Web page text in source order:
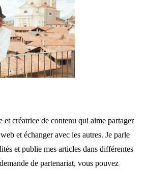
et créatrice de contenu qui aime partager
et échanger avec les autres. Je parle
et publie mes articles dans différentes
de partenariat, vous pouvez